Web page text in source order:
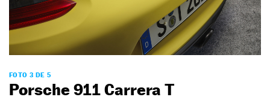
FOTO 3 DE 5
Porsche 911 Carrera T